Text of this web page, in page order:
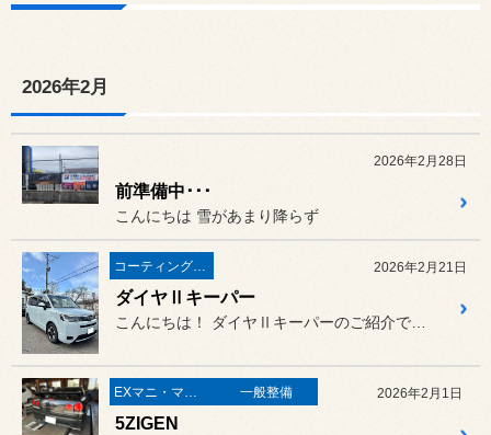
2026年2月
2026年2月28日
前準備中･･･
こんにちは 雪があまり降らず
コーティング関連 2026年2月21日
ダイヤⅡキーパー
EXマニ・マフラー 一般整備 2026年2月1日
5ZIGEN